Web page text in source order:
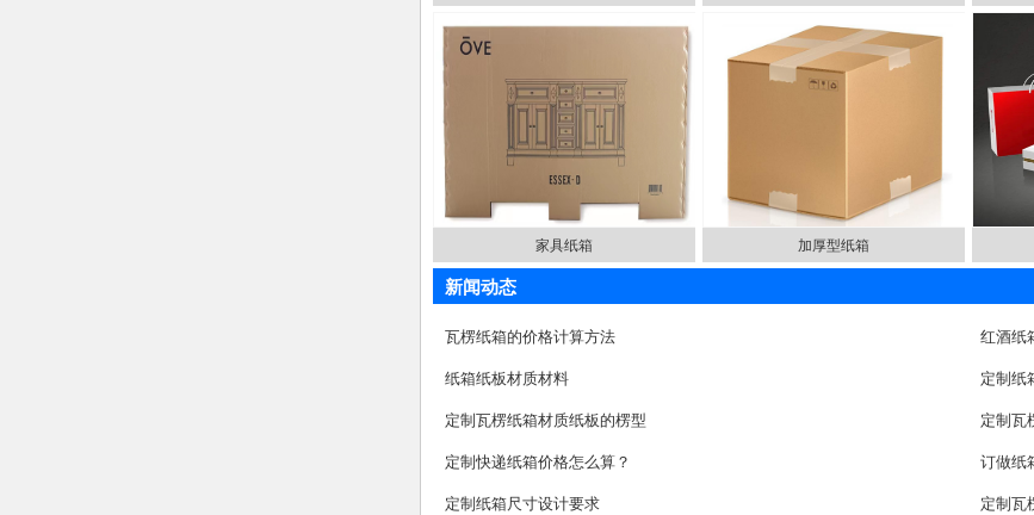
家具纸箱 加厚型纸箱
新闻动态
瓦楞纸箱的价格计算方法
红酒纸
纸箱纸板材质材料
定制纸
定制瓦楞纸箱材质纸板的楞型
定制瓦
定制快递纸箱价格怎么算？
订做纸
定制纸箱尺寸设计要求
定制瓦